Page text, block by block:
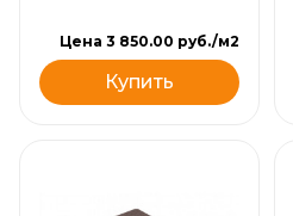
Цена 3 850.00 руб./м2
Купить